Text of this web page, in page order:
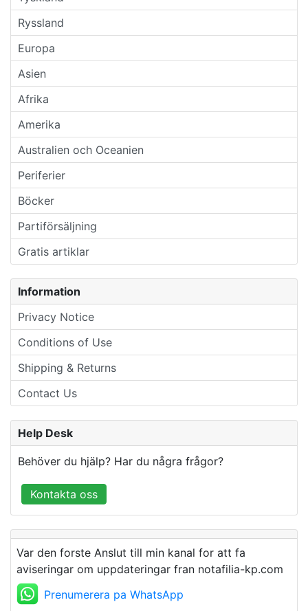
Ryssland
Europa
Asien
Afrika
Amerika
Australien och Oceanien
Periferier
Böcker
Partiförsäljning
Gratis artiklar
Information
Privacy Notice
Conditions of Use
Shipping & Returns
Contact Us
Help Desk
Behöver du hjälp? Har du några frågor?
Kontakta oss
Var den forste Anslut till min kanal for att fa
aviseringar om uppdateringar fran notafilia-kp.com
Prenumerera pa WhatsApp